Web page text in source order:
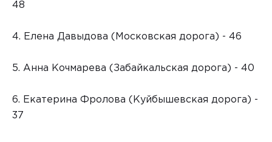
48
4. Елена Давыдова (Московская дорога) - 46
5. Анна Кочмарева (Забайкальская дорога) - 40
6. Екатерина Фролова (Куйбышевская дорога) -
37